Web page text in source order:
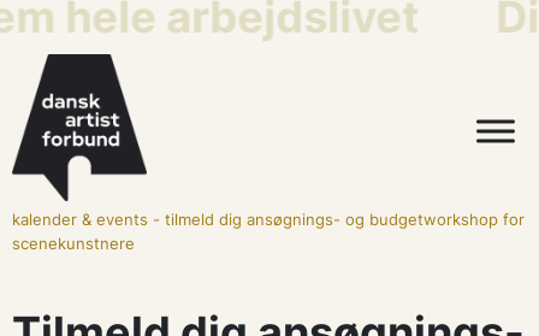
hele arbejdslivet
kalender & events - tilmeld dig ansøgnings- og budgetworkshop for
scenekunstnere